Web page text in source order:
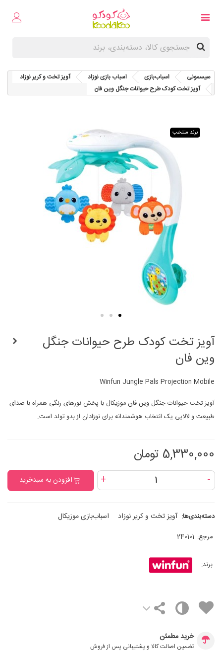
سیسمونی اسباب‌بازی اسباب‌ بازی نوزاد
آویز تخت و کریر نوزاد
آویز تخت کودک طرح حیوانات جنگل وین فان
برند منتخب
آویز تخت کودک طرح حیوانات جنگل
وین فان
Winfun Jungle Pals Projection Mobile
آویز تخت حیوانات جنگل وین فان موزیکال با پخش نورهای رنگی همراه با صدای
طبیعت و لالایی یک انتخاب هوشمندانه برای نوزادان از بدو تولد است.
5,330,000 تومان
-
+ افزودن به سبدخرید
دسته‌بندی‌ها: آویز تخت و کریر نوزاد اسباب‌بازی موزیکال
مرجع: 240101
برند:
خرید مطمئن
تضمین اصالت کالا و پشتیبانی پس از فروش